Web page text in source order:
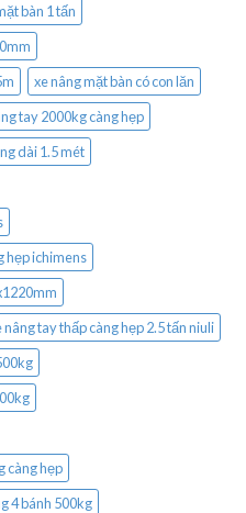
bàn 1 tấn
xe nâng mặt bàn có con lăn
tay 2000kg càng hẹp
dài 1.5 mét
hẹp ichimens
nâng tay thấp càng hẹp 2.5 tấn niuli
càng hẹp
4 bánh 500kg